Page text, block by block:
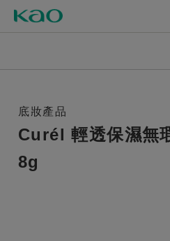
底妝產品
Curél 輕透保濕無
8g